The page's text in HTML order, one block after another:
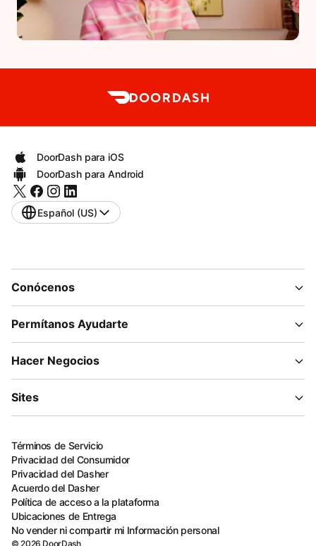
DoorDash para iOS
DoorDash para Android
Español (US)
Conócenos
Permítanos Ayudarte
Hacer Negocios
Sites
Términos de Servicio
Privacidad del Consumidor
Privacidad del Dasher
Acuerdo del Dasher
Política de acceso a la plataforma
Ubicaciones de Entrega
No vender ni compartir mi Información personal
© 2026 DoorDash